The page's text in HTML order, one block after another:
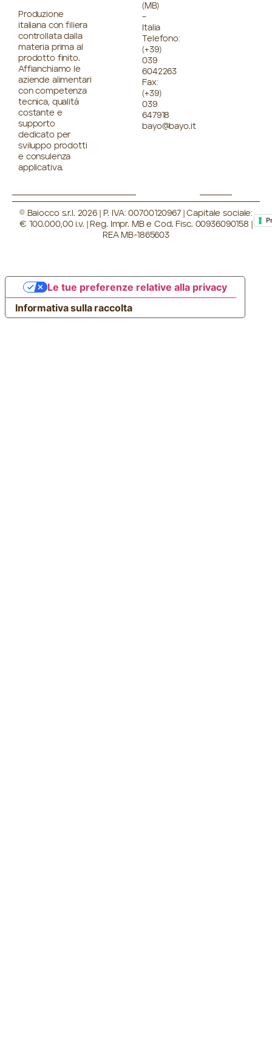
Produzione
italiana con filiera
controllata dalla
materia prima al
prodotto finito.
Affianchiamo le
aziende alimentari
con competenza
tecnica, qualità
costante e
supporto
dedicato per
sviluppo prodotti
e consulenza
applicativa.
(MB)
–
Italia
Telefono:
(+39)
039
6042263
Fax:
(+39)
039
647918
bayo@bayo.it
© Baiocco s.r.l. 2026 | P. IVA: 00700120967 | Capitale sociale:
€ 100.000,00 i.v. | Reg. Impr. MB e Cod. Fisc. 00936090158 |
REA MB-1865603
Informativa sulla raccolta
Le tue preferenze relative alla privacy